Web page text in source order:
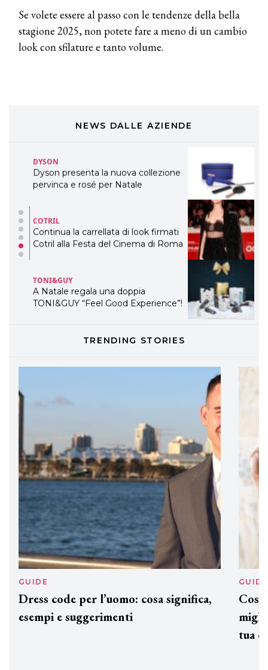
Se volete essere al passo con le tendenze della bella
stagione 2025, non potete fare a meno di un cambio
look con sfilature e tanto volume.
NEWS DALLE AZIENDE
DAVINES
Davines presenta cofanetti beauty
preziosi per un regalo adatto ad
ogni capello
pervinca e rosé per Natale
Cotril alla Festa del Cinema di Roma
TONI&GUY “Feel Good Experience”!
eco-sostenibile linea di prodotti
preziosi per un regalo adatto ad
TRENDING STORIES
GUIDE
Dress code per l’uomo: cosa significa,
esempi e suggerimenti
GUIDE
tua